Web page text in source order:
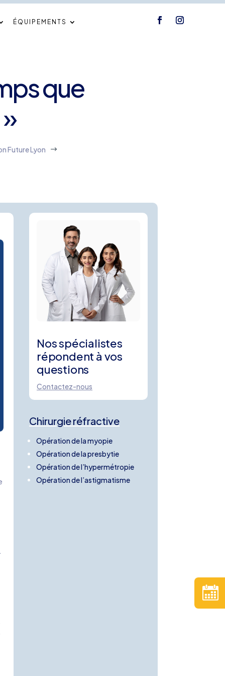
ÉQUIPEMENTS
que
Future Lyon $
Nos spécialistes
répondent à vos
questions
Contactez-nous
Chirurgie réfractive
Opération de la myopie
Opération de la presbytie
Opération de l’hypermétropie
Opération de l’astigmatisme